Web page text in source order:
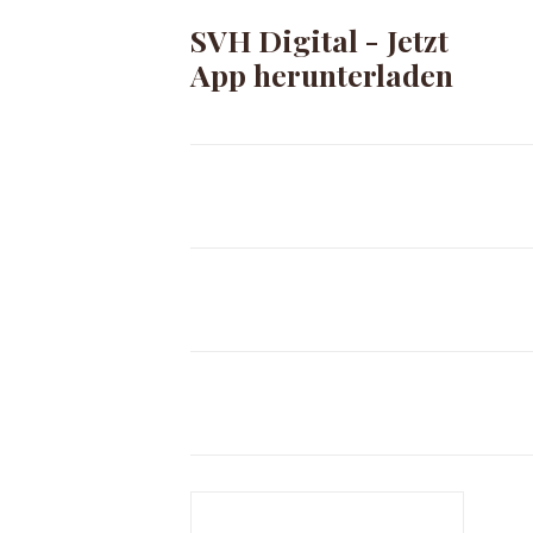
SVH Digital - Jetzt
App herunterladen